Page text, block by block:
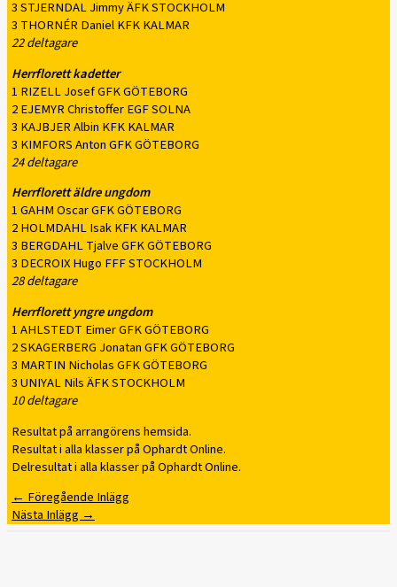
3 STJERNDAL Jimmy ÄFK STOCKHOLM
3 THORNÉR Daniel KFK KALMAR
22 deltagare
Herrflorett kadetter
1 RIZELL Josef GFK GÖTEBORG
2 EJEMYR Christoffer EGF SOLNA
3 KAJBJER Albin KFK KALMAR
3 KIMFORS Anton GFK GÖTEBORG
24 deltagare
Herrflorett äldre ungdom
1 GAHM Oscar GFK GÖTEBORG
2 HOLMDAHL Isak KFK KALMAR
3 BERGDAHL Tjalve GFK GÖTEBORG
3 DECROIX Hugo FFF STOCKHOLM
28 deltagare
Herrflorett yngre ungdom
1 AHLSTEDT Eimer GFK GÖTEBORG
2 SKAGERBERG Jonatan GFK GÖTEBORG
3 MARTIN Nicholas GFK GÖTEBORG
3 UNIYAL Nils ÄFK STOCKHOLM
10 deltagare
Resultat på arrangörens hemsida.
Resultat i alla klasser på Ophardt Online.
Delresultat i alla klasser på Ophardt Online.
← Föregående Inlägg
Nästa Inlägg →